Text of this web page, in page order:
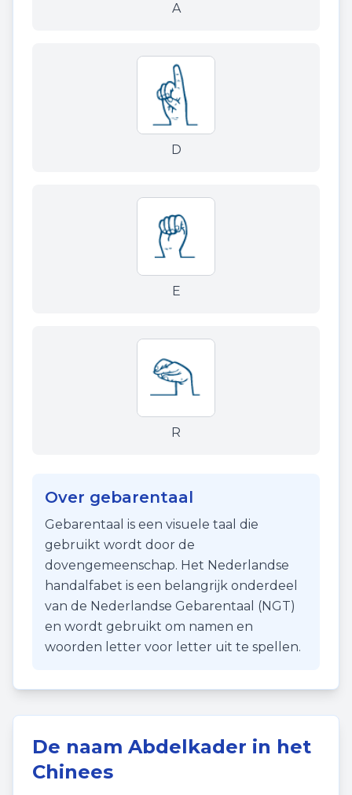
A
D
E
R
Over gebarentaal
Gebarentaal is een visuele taal die
gebruikt wordt door de
dovengemeenschap. Het Nederlandse
handalfabet is een belangrijk onderdeel
van de Nederlandse Gebarentaal (NGT)
en wordt gebruikt om namen en
woorden letter voor letter uit te spellen.
De naam Abdelkader in het
Chinees